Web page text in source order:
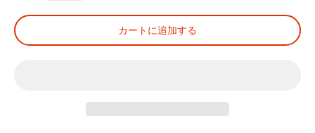
カートに追加する